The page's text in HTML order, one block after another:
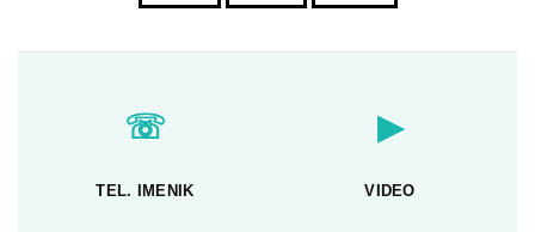
☏
TEL. IMENIK
▶
VIDEO